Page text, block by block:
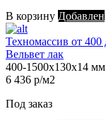
В корзину Добавлен
Техномассив от
Вельвет лак
400-1500х130х14 мм
6 436 р/м2
Под заказ